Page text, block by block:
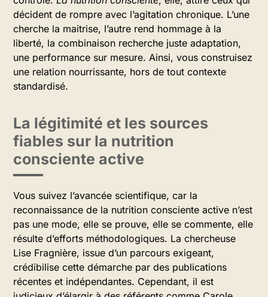
décident de rompre avec l’agitation chronique. L’une
cherche la maitrise, l’autre rend hommage à la
liberté, la combinaison recherche juste adaptation,
une performance sur mesure. Ainsi, vous construisez
une relation nourrissante, hors de tout contexte
standardisé.
La légitimité et les sources
fiables sur la nutrition
consciente active
Vous suivez l’avancée scientifique, car la
reconnaissance de la nutrition consciente active n’est
pas une mode, elle se prouve, elle se commente, elle
résulte d’efforts méthodologiques. La chercheuse
Lise Fragnière, issue d’un parcours exigeant,
crédibilise cette démarche par des publications
récentes et indépendantes. Cependant, il est